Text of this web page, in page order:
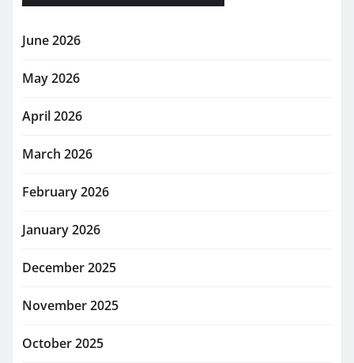
June 2026
May 2026
April 2026
March 2026
February 2026
January 2026
December 2025
November 2025
October 2025